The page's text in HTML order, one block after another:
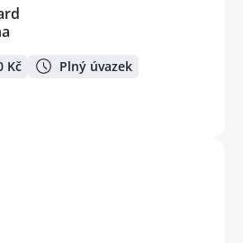
Kč Plný úvazek